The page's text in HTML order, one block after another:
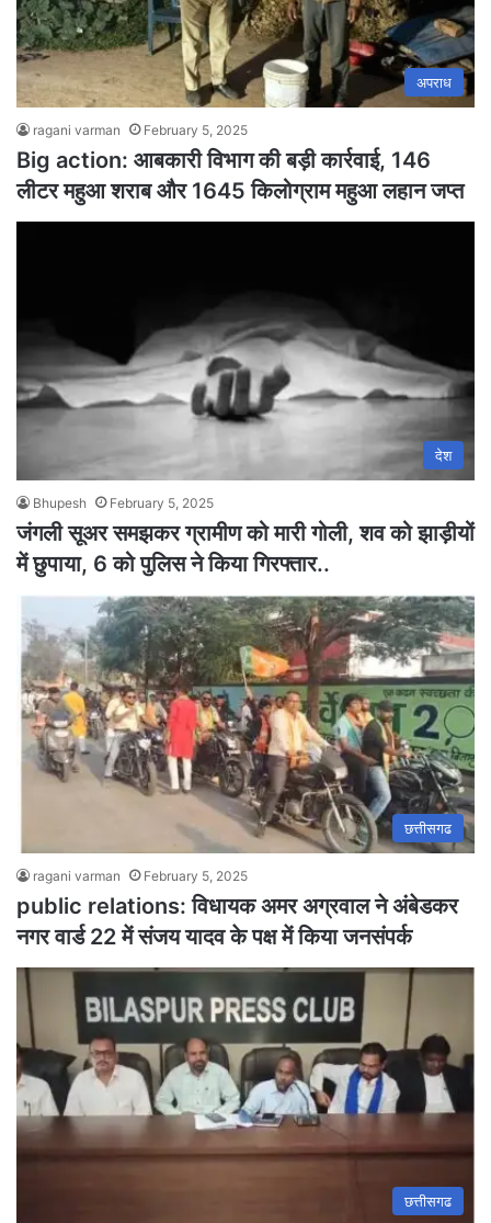
अपराध
ragani varman February 5, 2025
Big action: आबकारी विभाग की बड़ी कार्रवाई, 146
लीटर महुआ शराब और 1645 किलोग्राम महुआ लहान जप्त
देश
Bhupesh February 5, 2025
जंगली सूअर समझकर ग्रामीण को मारी गोली, शव को झाड़ीयों
में छुपाया, 6 को पुलिस ने किया गिरफ्तार..
छत्तीसगढ
ragani varman February 5, 2025
public relations: विधायक अमर अग्रवाल ने अंबेडकर
नगर वार्ड 22 में संजय यादव के पक्ष में किया जनसंपर्क
छत्तीसगढ